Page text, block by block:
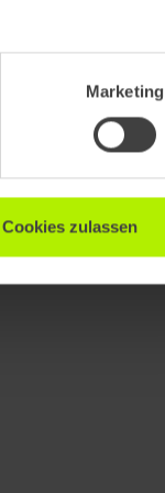
Marketing
Cookies zulassen